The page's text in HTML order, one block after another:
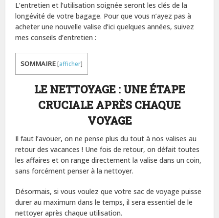
L’entretien et l’utilisation soignée seront les clés de la
longévité de votre bagage. Pour que vous n’ayez pas à
acheter une nouvelle valise d’ici quelques années, suivez
mes conseils d’entretien :
SOMMAIRE[afficher]
LE NETTOYAGE : UNE ÉTAPE
CRUCIALE APRÈS CHAQUE
VOYAGE
Il faut l’avouer, on ne pense plus du tout à nos valises au
retour des vacances ! Une fois de retour, on défait toutes
les affaires et on range directement la valise dans un coin,
sans forcément penser à la nettoyer.
Désormais, si vous voulez que votre sac de voyage puisse
durer au maximum dans le temps, il sera essentiel de le
nettoyer après chaque utilisation.